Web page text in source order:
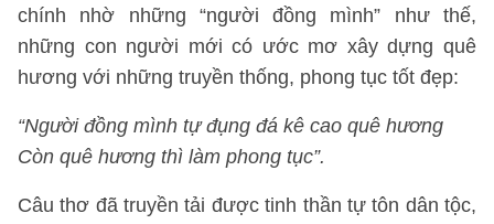
chính nhờ những “người đồng mình” như thế,
những con người mới có ước mơ xây dựng quê
hương với những truyền thống, phong tục tốt đẹp:
“Người đồng mình tự đụng đá kê cao quê hương
Còn quê hương thì làm phong tục”.
Câu thơ đã truyền tải được tinh thần tự tôn dân tộc,